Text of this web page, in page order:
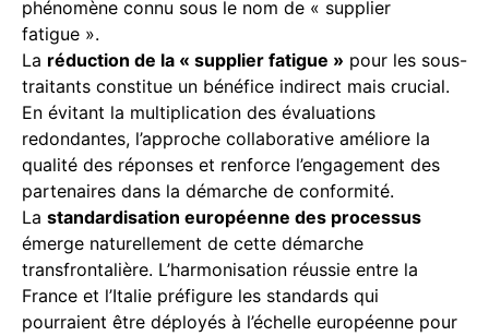
phénomène connu sous le nom de « supplier
fatigue ».
La réduction de la « supplier fatigue » pour les sous-
traitants constitue un bénéfice indirect mais crucial.
En évitant la multiplication des évaluations
redondantes, l’approche collaborative améliore la
qualité des réponses et renforce l’engagement des
partenaires dans la démarche de conformité.
La standardisation européenne des processus
émerge naturellement de cette démarche
transfrontalière. L’harmonisation réussie entre la
France et l’Italie préfigure les standards qui
pourraient être déployés à l’échelle européenne pour